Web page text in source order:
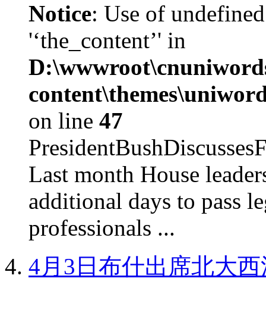
Notice: Use of
'‘the_content’' in
on line 47
Last month House
additional days to pass
professionals ...
4月3日布什出席北大